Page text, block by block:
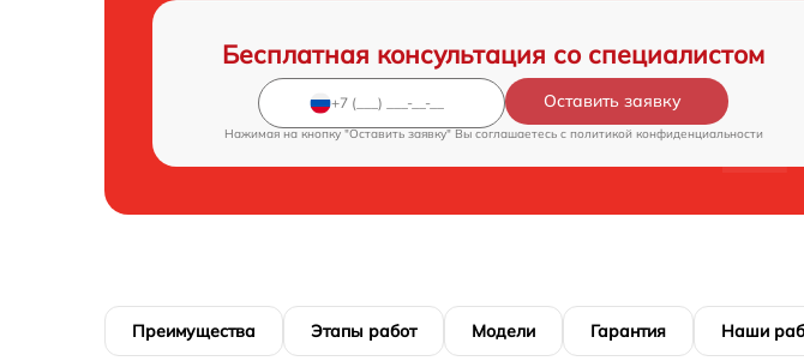
Бесплатная консультация со специалистом
Оставить заявку
Нажимая на кнопку "Оставить заявку" Вы соглашаетесь c политикой конфиденциальности
Преимущества Этапы работ Модели Гарантия Наши